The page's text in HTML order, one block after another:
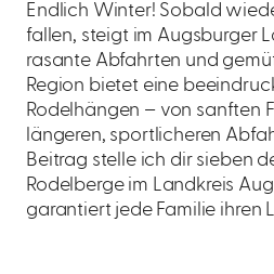
Endlich Winter! Sobald
fallen, steigt im Augsburger
rasante Abfahrten und
Region bietet eine
Rodelhängen – von sanften
längeren, sportlicheren
Beitrag stelle ich dir sieben
Rodelberge im Landkreis
garantiert jede Familie ihren